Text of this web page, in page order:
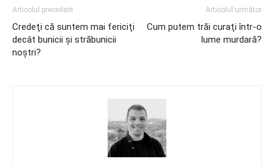
Articolul precedent
Credeţi că suntem mai fericiţi
decât bunicii şi străbunicii
noştri?
Articolul următor
Cum putem trăi curaţi într-o
lume murdară?